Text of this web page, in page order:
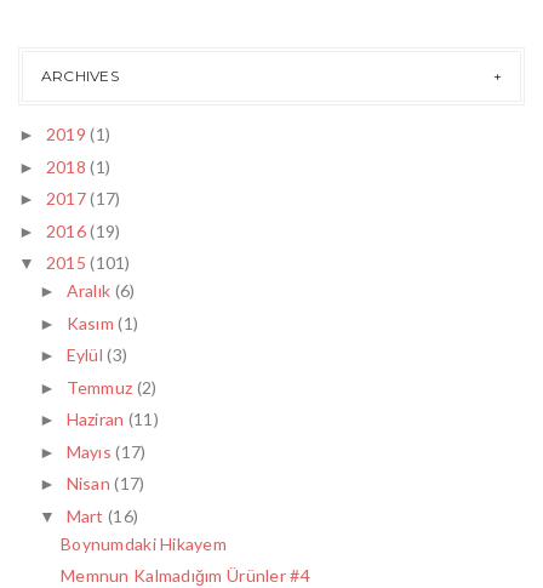
ARCHIVES
► 2019(1)
► 2018(1)
► 2017(17)
► 2016(19)
▼ 2015(101)
► Aralık (6)
► Kasım(1)
► Eylül(3)
► Temmuz (2)
► Haziran (11)
► Mayıs(17)
► Nisan(17)
▼ Mart(16)
Boynumdaki Hikayem
Memnun Kalmadığım Ürünler #4